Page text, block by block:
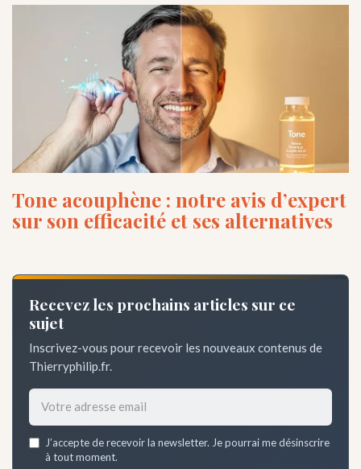
Tone acouphène : notre avis d’expert
sur son efficacité et ses alternatives
Recevez les prochains articles sur ce
sujet
Inscrivez-vous pour recevoir les nouveaux contenus de
Thierryphilip.fr.
address
J’accepte de recevoir la newsletter. Je pourrai me désinscrire
à tout moment.